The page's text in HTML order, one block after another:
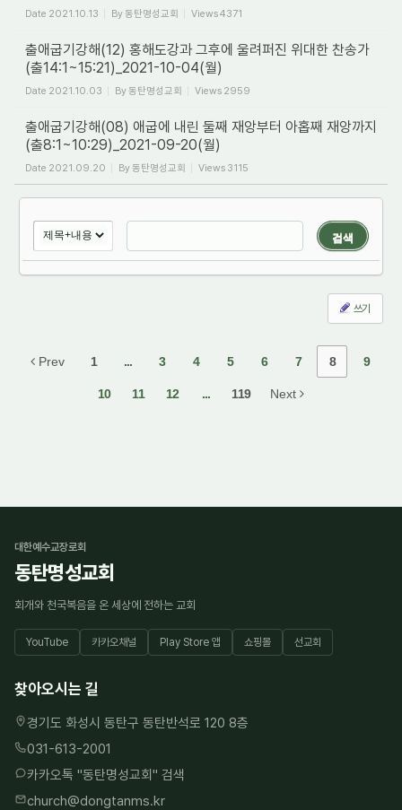
Date 2021.10.13 By동탄명성교회 Views4371
출애굽기강해(12) 홍해도강과 그후에 울려퍼진 위대한 찬송가
(출14:1~15:21)_2021-10-04(월)
Date 2021.10.03 By동탄명성교회 Views 2959
출애굽기강해(08) 애굽에 내린 둘째 재앙부터 아홉째 재앙까지
(출8:1~10:29)_2021-09-20(월)
Date 2021.09.20 By동탄명성교회 Views 3115
검색
쓰기
Prev 1 ... 3 4 5 6 7 8 9
10 11 12 ... 119 Next
대한예수교장로회
동탄명성교회
회개와 천국복음을 온 세상에 전하는 교회
YouTube 카카오채널 Play Store 앱 쇼핑몰 선교회
찾아오시는 길
경기도 화성시 동탄구 동탄반석로 120 8층
031-613-2001
카카오톡 "동탄명성교회" 검색
church@dongtanms.kr